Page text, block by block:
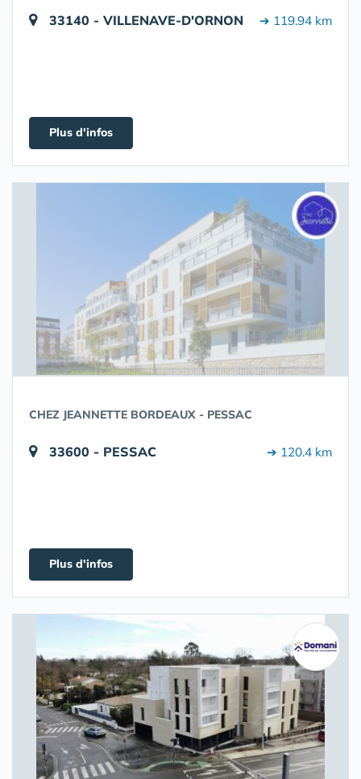
33140 - VILLENAVE-D'ORNON ➔ 119.94 km
Plus d'infos
CHEZ JEANNETTE BORDEAUX - PESSAC
33600 - PESSAC ➔ 120.4 km
Plus d'infos